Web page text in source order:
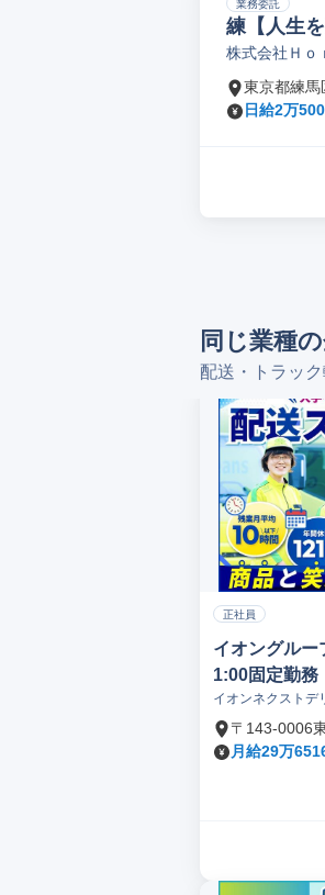
業務委託
練【人生
株式会社Ｈｏ
東京都練馬
日給2万
同じ業種
配送・トラッ
正社員
イオングルー
1:00固定勤務
イオンネクストデ
〒143-0006
月給29万